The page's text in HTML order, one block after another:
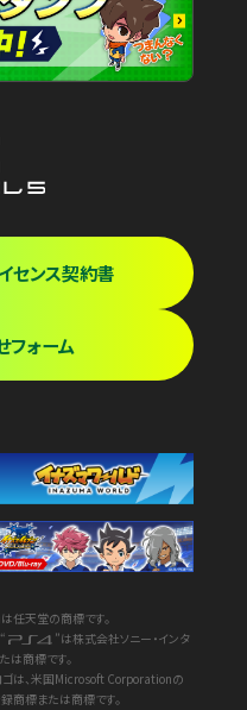
センス契約書
フォーム
天堂の商標です。
”は株式会社ソニー・インタ
は商標です。
は、米国Microsoft Corporationの
商標または商標です。